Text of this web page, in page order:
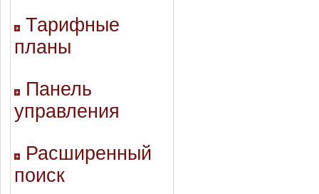
Тарифные
планы
Панель
управления
Расширенный
поиск